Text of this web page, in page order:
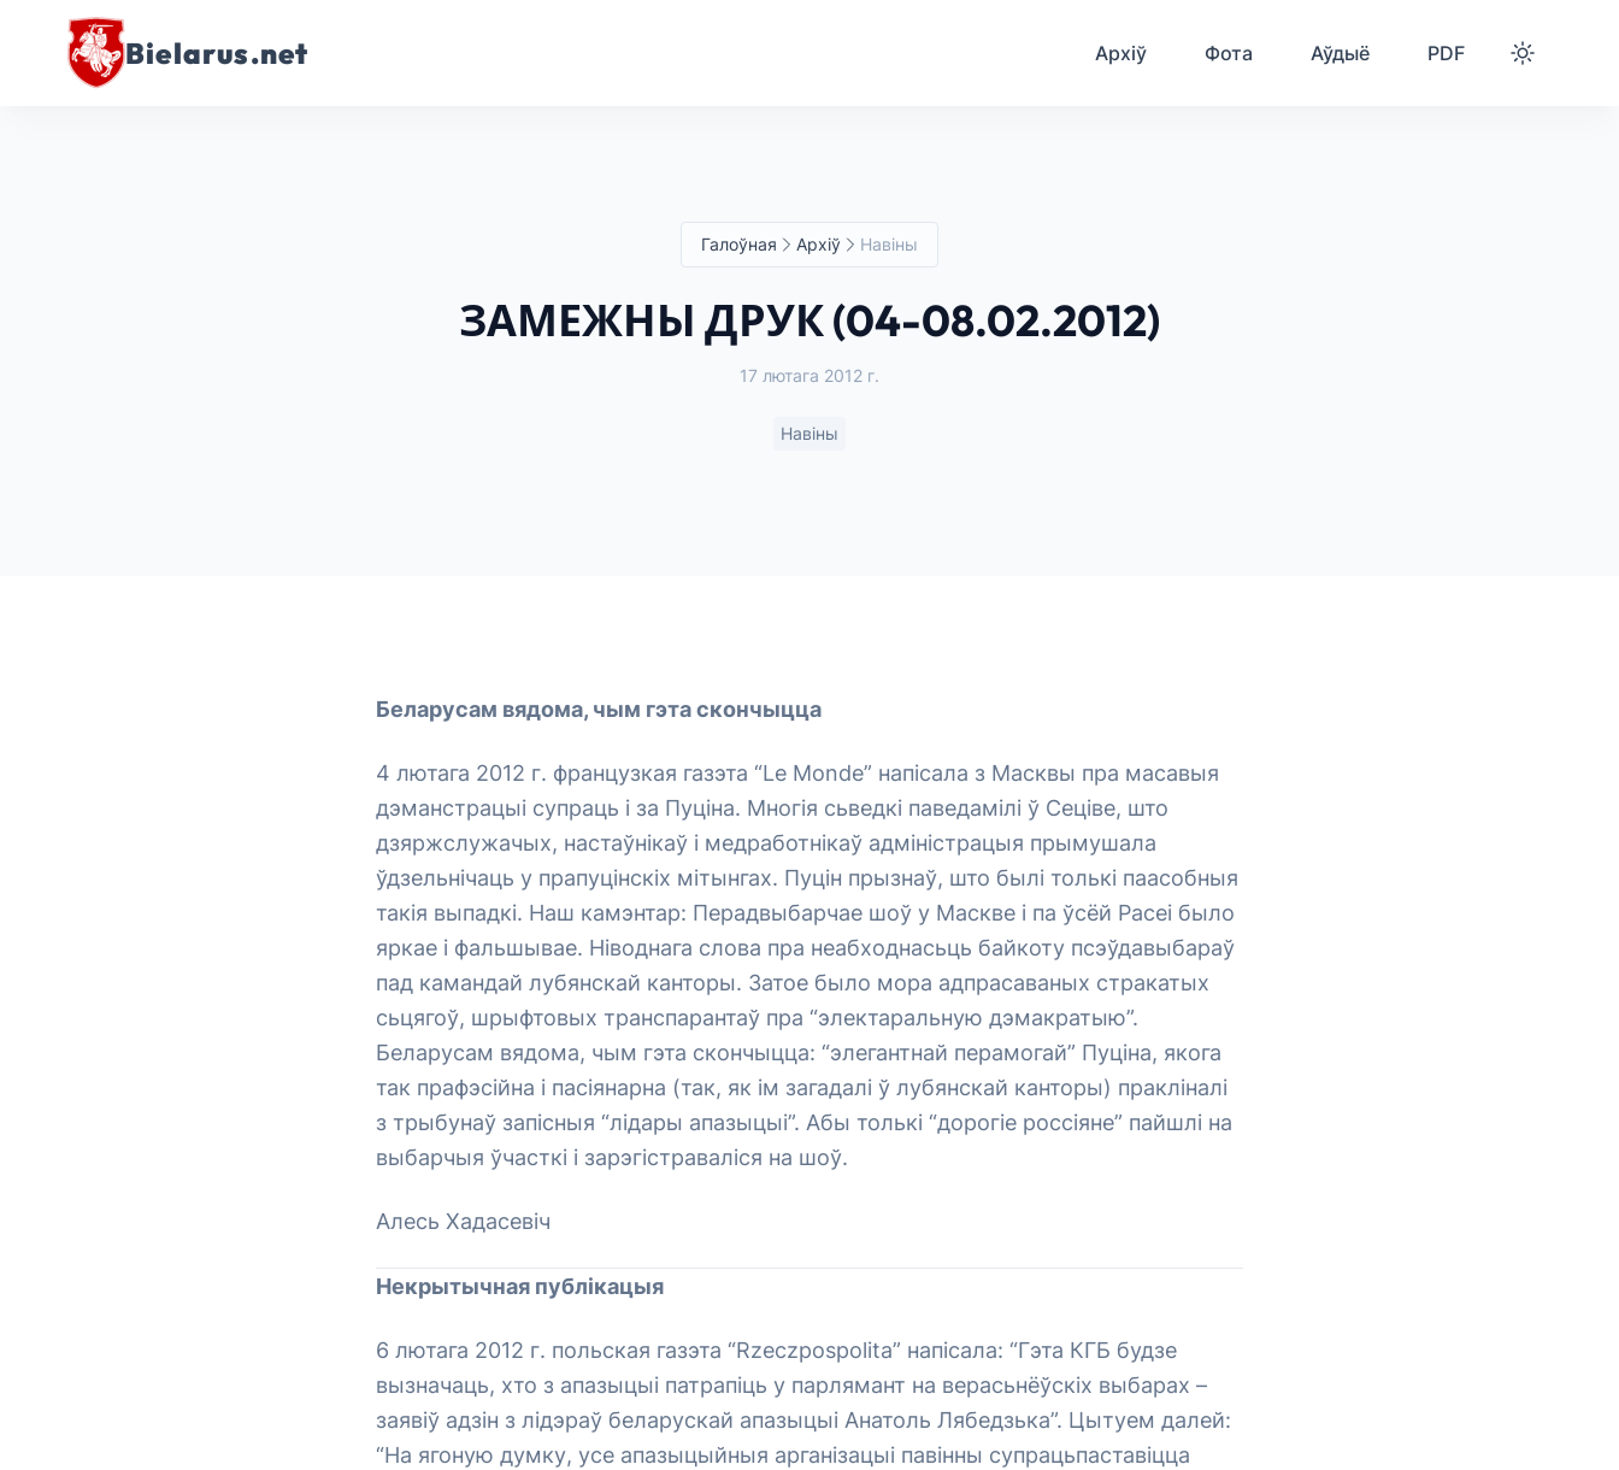
Bielarus.net Архіў Фота Аўдыё PDF
Галоўная Архіў Навіны
ЗАМЕЖНЫ ДРУК (04-08.02.2012)
17 лютага 2012 г.
Навіны
Беларусам вядома, чым гэта скончыцца
4 лютага 2012 г. французкая газэта “Le Monde” напісала з Масквы пра масавыя
дэманстрацыі супраць і за Пуціна. Многія сьведкі паведамілі ў Сеціве, што
дзяржслужачых, настаўнікаў і медработнікаў адміністрацыя прымушала
ўдзельнічаць у прапуцінскіх мітынгах. Пуцін прызнаў, што былі толькі паасобныя
такія выпадкі. Наш камэнтар: Перадвыбарчае шоў у Маскве і па ўсёй Расеі было
яркае і фальшывае. Ніводнага слова пра неабходнасьць байкоту псэўдавыбараў
пад камандай лубянскай канторы. Затое было мора адпрасаваных стракатых
сьцягоў, шрыфтовых транспарантаў пра “электаральную дэмакратыю”.
Беларусам вядома, чым гэта скончыцца: “элегантнай перамогай” Пуціна, якога
так прафэсійна і пасіянарна (так, як ім загадалі ў лубянскай канторы) пракліналі
з трыбунаў запісныя “лідары апазыцыі”. Абы толькі “дорогіе россіяне” пайшлі на
выбарчыя ўчасткі і зарэгістраваліся на шоў.
Алесь Хадасевіч
Некрытычная публікацыя
6 лютага 2012 г. польская газэта “Rzeczpospolita” напісала: “Гэта КГБ будзе
вызначаць, хто з апазыцыі патрапіць у парлямант на верасьнёўскіх выбарах –
заявіў адзін з лідэраў беларускай апазыцыі Анатоль Лябедзька”. Цытуем далей:
“На ягоную думку, усе апазыцыйныя арганізацыі павінны супрацьпаставіцца